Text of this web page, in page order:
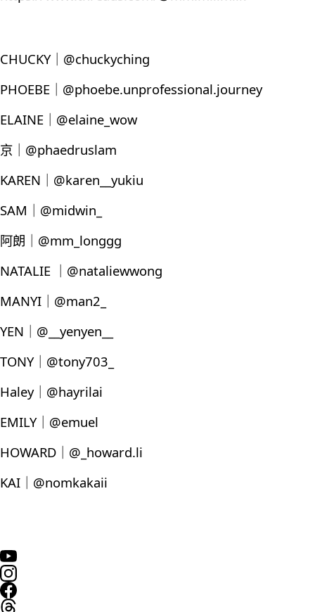
CHUCKY｜@chuckyching
PHOEBE｜@phoebe.unprofessional.journey
ELAINE｜@elaine_wow
京｜@phaedruslam
KAREN｜@karen__yukiu
SAM｜@midwin_
阿朗｜@mm_longgg
NATALIE ｜@nataliewwong
MANYI｜@man2_
YEN｜@__yenyen__
TONY｜@tony703_
Haley｜@hayrilai
EMILY｜@emuel
HOWARD｜@_howard.li
KAI｜@nomkakaii